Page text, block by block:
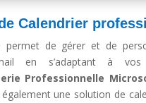
Calendrier
permet de gérer et de
en s’adaptant à vos
Professionnelle
une solution de